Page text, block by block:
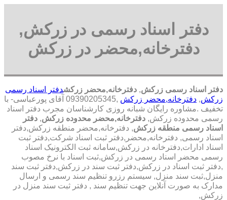
دفتر اسناد رسمی در زرکش,
دفترخانه,محضر در زرکش
دفتر اسناد رسمی زرکش, دفترخانه,محضر زرکشدفتر اسناد رسمی
زرکش, دفترخانه,محضر زرکش
,09390205345 آقای پورعباسی- با
تخفیف .مشاوره رايگان شبانه روزی کارشناسان مجرب دفتر اسناد
رسمی محدوده زرکش, دفترخانه,محضر محدوده زرکش, دفتر
اسناد رسمی منطقه زرکش, دفترخانه,محضر منطقه زرکش,دفتر
اسناد رسمی, دفترخانه,محضر,دفتر ثبت اسناد شرکت,دفتر ثبت
اسناد ادارات,دفترخانه در زرکش,سامانه ثبت الکترونیک اسناد
رسمی محضر اسناد رسمی در زرکش,ثبت اسناد با نرخ مصوب
,دفتر ثبت اسناد در زرکش,دفتر ثبت سند در زرکش,دفتر ثبت سند
منزل,ثبت سند منزل, سیستم رزرو تنظیم سند رسمی و ارسال
مدارک به صورت آنلاین جهت تنظیم سند , دفتر ثبت سند منزل در
زرکش,